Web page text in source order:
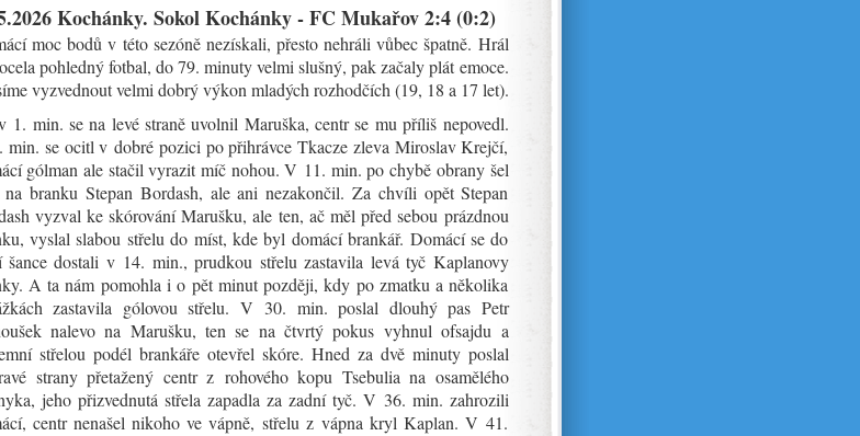
Kochánky. Sokol Kochánky - FC Mukařov 2:4 (0:2)
moc bodů v této sezóně nezískali, přesto nehráli vůbec špatně. Hrál
pohledný fotbal, do 79. minuty velmi slušný, pak začaly plát emoce.
vyzvednout velmi dobrý výkon mladých rozhodčích (19, 18 a 17 let).
1. min. se na levé straně uvolnil Maruška, centr se mu příliš nepovedl.
min. se ocitl v dobré pozici po přihrávce Tkacze zleva Miroslav Krejčí,
gólman ale stačil vyrazit míč nohou. V 11. min. po chybě obrany šel
na branku Stepan Bordash, ale ani nezakončil. Za chvíli opět Stepan
vyzval ke skórování Marušku, ale ten, ač měl před sebou prázdnou
vyslal slabou střelu do míst, kde byl domácí brankář. Domácí se do
šance dostali v 14. min., prudkou střelu zastavila levá tyč Kaplanovy
A ta nám pomohla i o pět minut později, kdy po zmatku a několika
zastavila gólovou střelu. V 30. min. poslal dlouhý pas Petr
nalevo na Marušku, ten se na čtvrtý pokus vyhnul ofsajdu a
střelou podél brankáře otevřel skóre. Hned za dvě minuty poslal
strany přetažený centr z rohového kopu Tsebulia na osamělého
jeho přizvednutá střela zapadla za zadní tyč. V 36. min. zahrozili
centr nenašel nikoho ve vápně, střelu z vápna kryl Kaplan. V 41.